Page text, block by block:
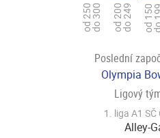
od 250do 300 od 200do 249 od 150do
Poslední
Olympia
Ligový
1. liga A1
Alley-